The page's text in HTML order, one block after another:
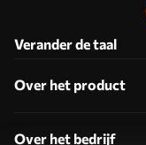
Verander de taal
Over het product
Over het bedrijf